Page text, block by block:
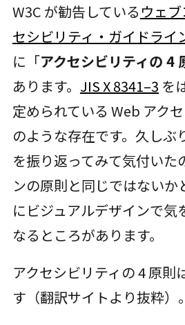
W3C が勧告している ウェ
セシビリティ・ガイドライ
に「アクセシビリティの 4
あります。 JIS X 8341–3 を
定められている Web アク
のような存在です。久しぶ
を振り返ってみて気付いた
ンの原則と同じではないか
にビジュアルデザインで気
なるところがあります。
アクセシビリティの 4 原則
す（翻訳サイトより抜粋）。